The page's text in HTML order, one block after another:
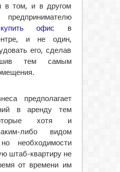
в том, и в другом
купить офис в
и не один,
его, сделав
тем самым
предполагает
в аренду тем
хотя и
либо видом
необходимости
штаб-квартиру не
от времени им